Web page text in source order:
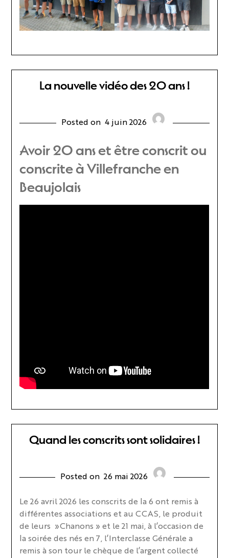
La nouvelle vidéo des 20 ans !
Posted on 4 juin 2026
Avoir 20 ans et être conscrit ou
conscrite à Villefranche en
Beaujolais
Quand les conscrits sont solidaires !
Posted on 26 mai 2026
Le 26 avril 2026 les conscrits de la 6 ont remis à
différentes associations et au CCAS, le produit
de leurs »Chanons » et le 21 mai, à l’occasion de
la soirée des nés en 7, l’Interclasse Générale a
remis à son tour le chèque de l’argent collecté